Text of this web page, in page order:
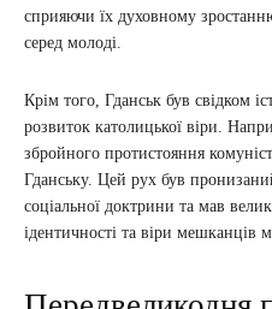
сприяючи їх духовному
серед молоді.
Крім того, Гданськ був свідком
розвиток католицької віри.
збройного протистояння
Гданську. Цей рух був
соціальної доктрини та мав
ідентичності та віри мешканців